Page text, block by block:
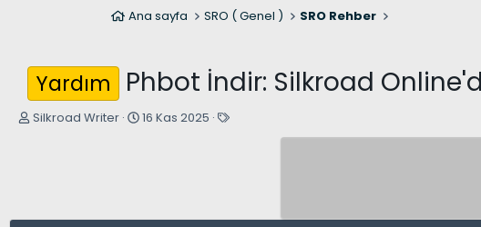
Ana sayfa SRO ( Genel ) SRO Rehber
Yardım Phbot İndir: Silkroad
K
u
Silkroad Writer
B
n
16 Kas 2025
E
t